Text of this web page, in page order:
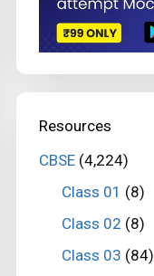
Resources
CBSE(4,224)
Class 01 (8)
Class 02 (8)
Class 03 (84)